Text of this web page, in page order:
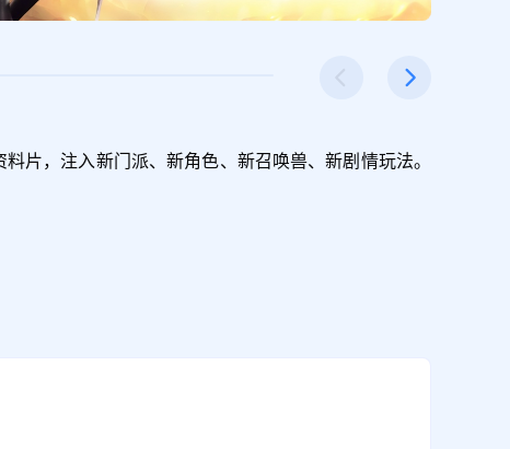
片，注入新门派、新角色、新召唤兽、新剧情玩法。